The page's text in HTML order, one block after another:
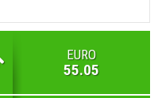
EURO
55.05